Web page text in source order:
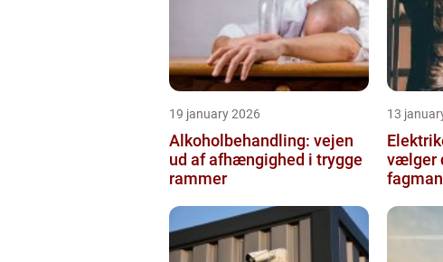
19 january 2026
Alkoholbehandling: vejen
ud af afhængighed i trygge
rammer
13
Elektriker
vælger